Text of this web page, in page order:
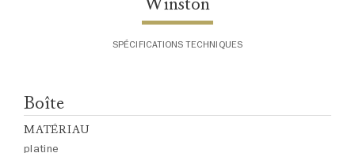
SPÉCIFICATIONS TECHNIQUES
Boîte
MATÉRIAU
platine